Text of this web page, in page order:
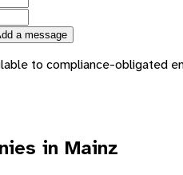
a message
to compliance-obligated
in Mainz